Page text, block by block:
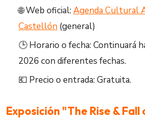
🌐 Web oficial:Agenda Cultural
Castellón (general)
🕒 Horario o fecha: Continuará
2026 con diferentes fechas.
💶 Precio o entrada: Gratuita.
Exposición "The Rise &